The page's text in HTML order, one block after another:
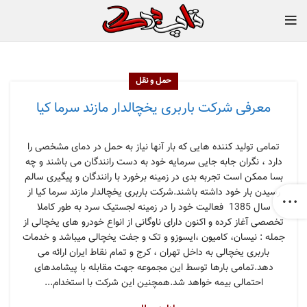
حمل و نقل
معرفی شرکت باربری یخچالدار مازند سرما کیا
تمامی تولید کننده هایی که بار آنها نیاز به حمل در دمای مشخصی را
دارد ، نگران جابه جایی سرمایه خود به دست رانندگان می باشند و چه
بسا ممکن است تجربه بدی در زمینه برخورد با رانندگان و پیگیری سالم
رسیدن بار خود داشته باشند.شرکت باربری یخچالدار مازند سرما کیا از
سال 1385 فعالیت خود را در زمینه لجستیک سرد به طور کاملا
تخصصی آغاز کرده و اکنون دارای ناوگانی از انواع خودرو های یخچالی از
جمله : نیسان، کامیون ،ایسوزو و تک و جفت یخچالی میباشد و خدمات
باربری یخچالی به داخل تهران ، کرج و تمام نقاط ایران ارائه می
دهد.تمامی بارها توسط این مجموعه جهت مقابله با پیشامدهای
احتمالی بیمه خواهد شد.همچنین این شرکت با استخدام...